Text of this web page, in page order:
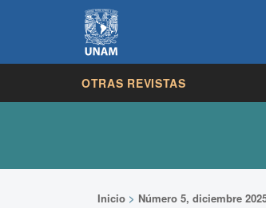
OTRAS REVISTAS
Inicio > Número 5, diciembre